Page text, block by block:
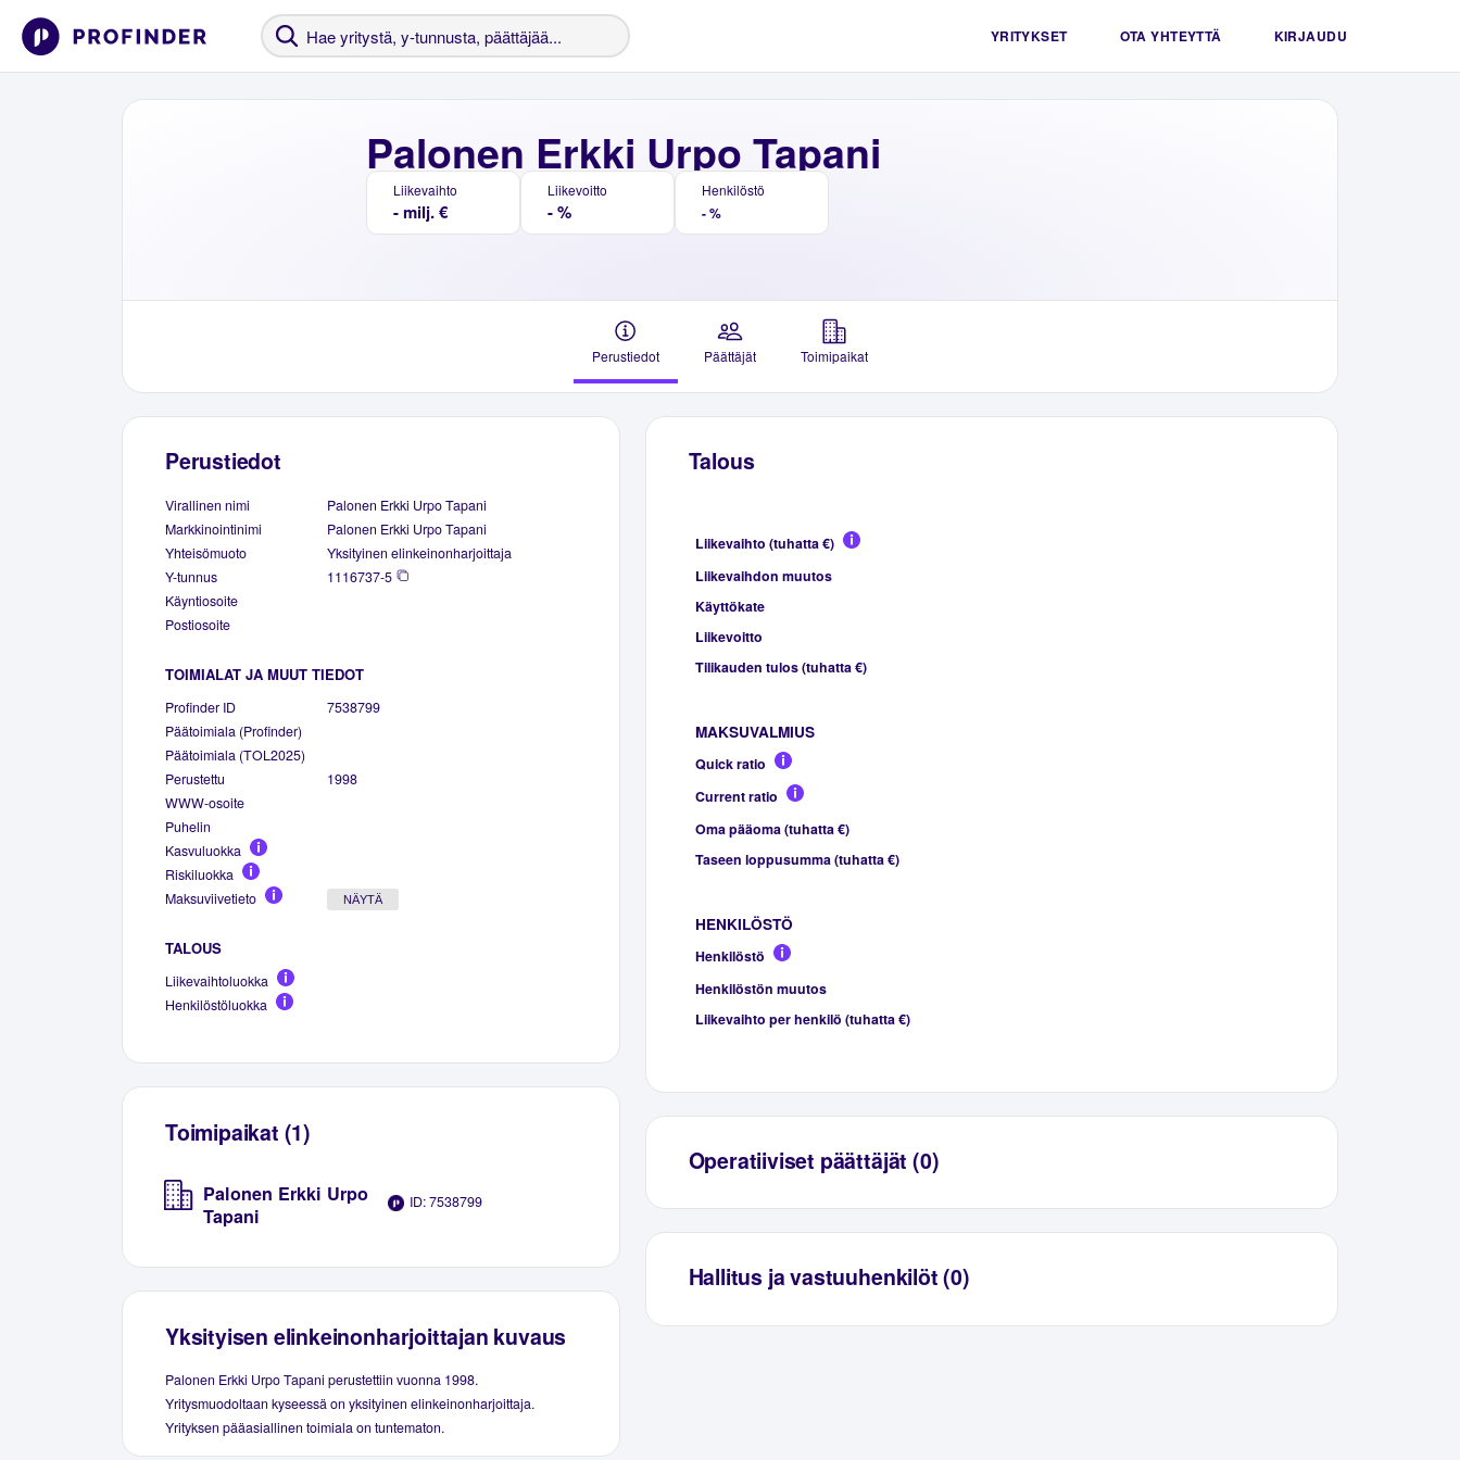
YRITYKSET OTA YHTEYTTÄ KIRJAUDU
Palonen Erkki Urpo Tapani
Liikevaihto
- milj. €
Liikevoitto
- %
Henkilöstö
- %
Perustiedot Päättäjät Toimipaikat
Perustiedot
Virallinen nimi
Palonen Erkki Urpo Tapani
Markkinointinimi
Palonen Erkki Urpo Tapani
Yhteisömuoto
Yksityinen elinkeinonharjoittaja
Y-tunnus
1116737-5
Käyntiosoite
Postiosoite
TOIMIALAT JA MUUT TIEDOT
Profinder ID
7538799
Päätoimiala (Profinder)
Päätoimiala (TOL2025)
Perustettu
1998
WWW-osoite
Puhelin
Kasvuluokka
Riskiluokka
Maksuviivetieto
NÄYTÄ
TALOUS
Liikevaihtoluokka
Henkilöstöluokka
Toimipaikat (1)
Palonen Erkki Urpo
Tapani
ID: 7538799
Yksityisen elinkeinonharjoittajan kuvaus
Palonen Erkki Urpo Tapani perustettiin vuonna 1998.
Yritysmuodoltaan kyseessä on yksityinen elinkeinonharjoittaja.
Yrityksen pääasiallinen toimiala on tuntematon.
Talous
Liikevaihto (tuhatta €)
Liikevaihdon muutos
Käyttökate
Liikevoitto
Tilikauden tulos (tuhatta €)
MAKSUVALMIUS
Quick ratio
Current ratio
Oma pääoma (tuhatta €)
Taseen loppusumma (tuhatta €)
HENKILÖSTÖ
Henkilöstö
Henkilöstön muutos
Liikevaihto per henkilö (tuhatta €)
Operatiiviset päättäjät (0)
Hallitus ja vastuuhenkilöt (0)